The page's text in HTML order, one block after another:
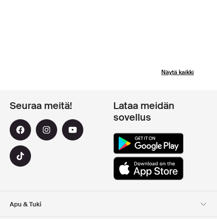
Näytä kaikki
Apu & Tuki
Seuraa meitä!
Lataa meidän
sovellus